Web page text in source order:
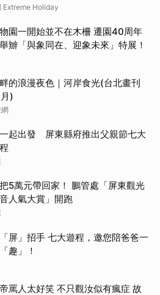
FARM KOIWAI」體驗最高級的
Extreme Holiday
園一開始並不在木柵 遷園40周年
辧「與象同在、迎象未來」特展！
的浪漫夜色｜河岸食光(台北畫刊
)
起出發 屏東縣府推出父親節七大
5萬元帶回家！ 鵬管處「屏東觀光
人氣大賞」開跑
屏」招手 七大遊程，邀您陪爸爸一
趣」！
罵人太好笑 不只觀汝似有瘋症 故